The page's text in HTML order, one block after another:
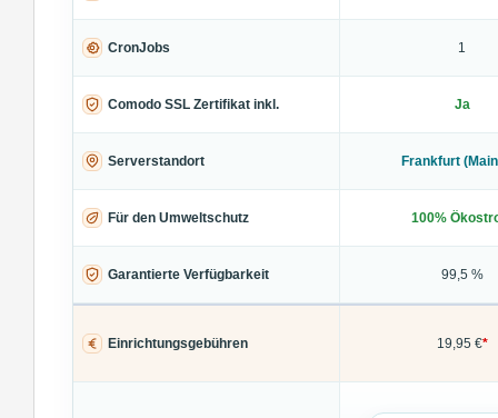
CronJobs 1
Comodo SSL Zertifikat inkl. Ja
Serverstandort Frankfurt
Für den Umweltschutz 100%
Garantierte Verfügbarkeit 99,5 %
Einrichtungsgebühren 19,95 €*